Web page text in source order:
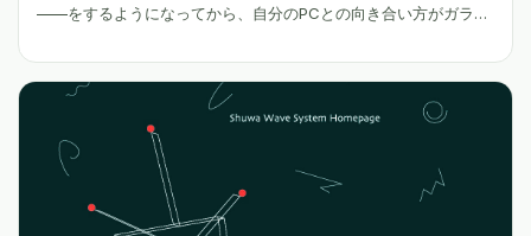
——をするようになってから、自分のPCとの向き合い方がガラッ
った。けれど今は、Claudeが投げてくる質問に答えたり、仕様を
考えたり、調べ物をしたりしている時間の方が圧倒的に長い。手
を動かす時間よりも、考える時間、眺める時間が増えたのだ。 続
きをみる